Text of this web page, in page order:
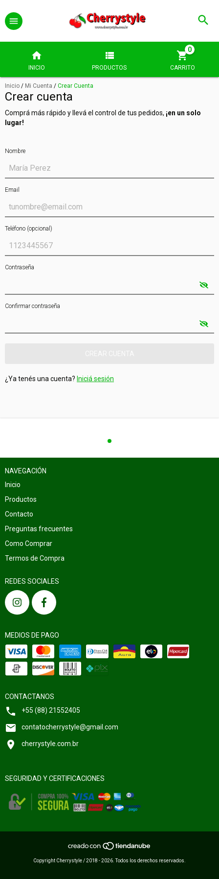
INICIO PRODUCTOS CARRITO
0
Inicio / Mi Cuenta / Crear Cuenta
Crear cuenta
Comprá más rápido y llevá el control de tus pedidos, ¡en un solo
lugar!
Nombre
Email
Teléfono (opcional)
Contraseña
Confirmar contraseña
¿Ya tenés una cuenta? Iniciá sesión
NAVEGACIÓN
Inicio
Productos
Contacto
Preguntas frecuentes
Como Comprar
Termos de Compra
REDES SOCIALES
MEDIOS DE PAGO
CONTACTANOS
+55 (88) 21552405
contatocherrystyle@gmail.com
cherrystyle.com.br
SEGURIDAD Y CERTIFICACIONES
Copyright Cherrystyle / 2018 - 2026. Todos los derechos reservados.